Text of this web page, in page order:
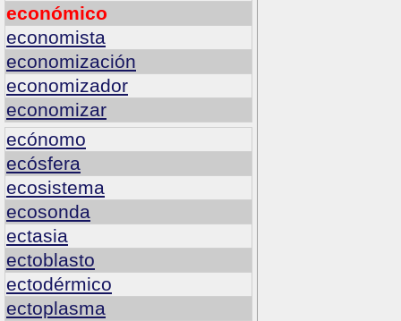
económico
economista
economización
economizador
economizar
ecónomo
ecósfera
ecosistema
ecosonda
ectasia
ectoblasto
ectodérmico
ectoplasma